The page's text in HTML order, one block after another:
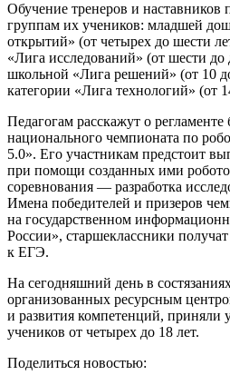
Обучение тренеров и наставников
группам их учеников: младшей
открытий» (от четырех до шести
«Лига исследований» (от шести до
школьной «Лига решений» (от 10
категории «Лига технологий» (от
Педагогам расскажут о регламенте
национального чемпионата по
5.0». Его участникам предстоит
при помощи созданных ими
соревнования — разработка
Имена победителей и призеров
на государственном
России», старшеклассники
к ЕГЭ.
На сегодняшний день в
организованных ресурсным
и развития компетенций, приняли
учеников от четырех до 18 лет.
Поделиться новостью: